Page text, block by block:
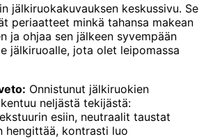
jälkiruokakuvauksen keskussivu. Se
periaatteet minkä tahansa makean
ja ohjaa sen jälkeen syvempään
jälkiruoalle, jota olet leipomassa
Onnistunut jälkiruokien
neljästä tekijästä:
esiin, neutraalit taustat
hengittää, kontrasti luo